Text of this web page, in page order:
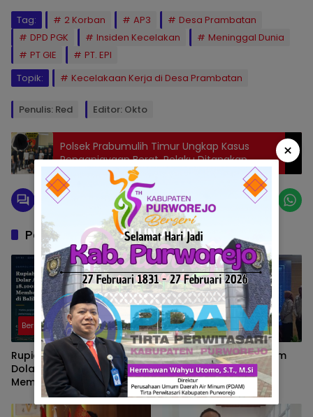
Tag: 2 Korban AP3
Desa Prambatan
DPD PGK
Insiden Kecelakan
Meninggal Dunia
PT GIE
PT. EPI
Topik:
Kecelakaan Kerja di Desa Prambatan
Penulis: Red Editor: Okto
Polsek Prabumulih Timur Ungkap Kasus
Penganiayaan Berat, Pelaku Ditangkap
Pos Terkait
Berita
Rupiah Kian Melemah,
Dolar AS Hampir Rp18.100:
Membaca Tekanan Global
dan Domesti
Berita
Program Strategi Sistem
Prioritas Jalan Mantap
Diluncurkan, Wabup
Brebes Jelaskan
Tujuannya
×